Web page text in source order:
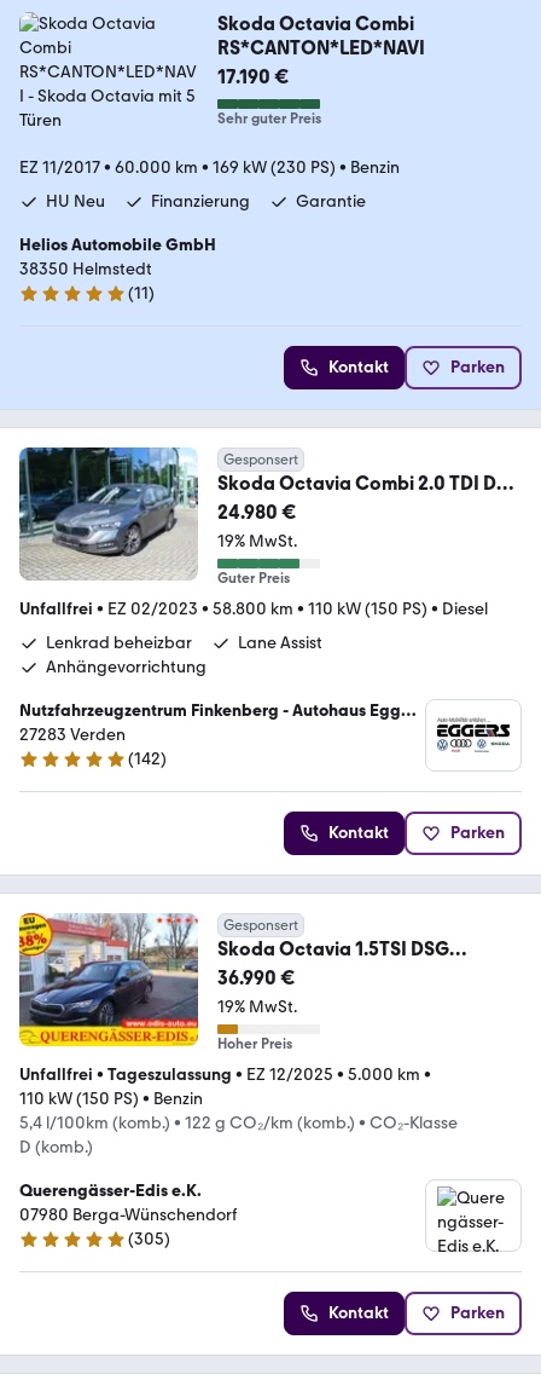
Skoda Octavia Combi
RS*CANTON*LED*NAVI
17.190 €
Sehr guter Preis
EZ 11/2017• 60.000 km • 169 kW (230 PS) • Benzin
HU Neu
Finanzierung Garantie
Helios Automobile GmbH
38350 Helmstedt
4.8 Sterne
(11)
Kontakt Parken
Gesponsert
Skoda Octavia Combi 2.0 TDI DSG
Tour *LED*StaHzg*AHK
24.980 €
19% MwSt.
Guter Preis
Unfallfrei • EZ 02/2023 • 58.800 km • 110 kW (150 PS) • Diesel
Lenkrad beheizbar
Lane Assist
Anhängevorrichtung
Nutzfahrzeugzentrum Finkenberg - Autohaus Eggers
GmbH
27283 Verden
4.9 Sterne
(142)
Kontakt Parken
Gesponsert
Skoda Octavia 1.5TSI DSG
"130LET Premium" *Kessy*Ma...
36.990 €
19% MwSt.
Hoher Preis
Unfallfrei • Tageszulassung • EZ 12/2025 • 5.000 km •
110 kW (150 PS) • Benzin
5,4 l/100km (komb.) • 122 g CO₂/km (komb.) • CO₂-Klasse
D (komb.)
Querengässer-Edis e.K.
07980 Berga-Wünschendorf
4.8 Sterne
(305)
Kontakt Parken